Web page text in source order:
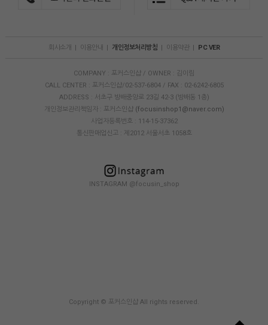
회사소개 이용안내 개인정보처리방침 이용약관 PC VER
COMPANY : 포커스인샵 / OWNER : 김이림
CALL CENTER : 포커스인샵/02-537-6804 / FAX : 02-6242-6805
ADDRESS : 서초구 방배중앙로 23길 42-3 (방배동 1층)
개인정보관리책임자 : 포커스인샵 (focusinshop1@naver.com)
사업자등록번호 : 114-15-37362
통신판매업신고 : 제2012 서울서초 1058호
INSTAGRAM @focusin_shop
Copyright © 포커스인샵 All rights reserved.